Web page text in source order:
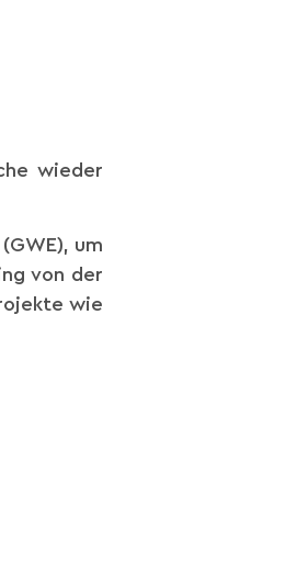
wieder
(GWE), um
von der
wie